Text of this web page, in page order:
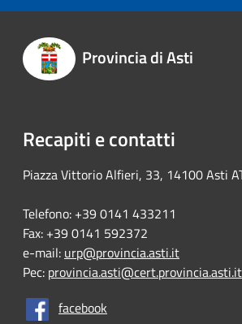
Provincia di Asti
Recapiti e contatti
Piazza Vittorio Alfieri, 33, 14100 Asti
Telefono: +39 0141 433211
Fax: +39 0141 592372
e-mail: urp@provincia.asti.it
Pec: provincia.asti@cert.provincia.asti.it
facebook